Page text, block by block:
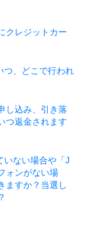
クレジットカー
つ、どこで行われ
し込み、引き落
つ返金されます
いない場合や「J
ォンがない場
ますか？当選し